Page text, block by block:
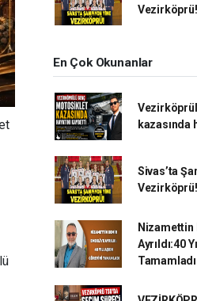
Vezirköprü!
En Çok Okunanlar
kazasında
Sivas’ta
Vezirköprü!
Nizamettin
Ayrıldı:40
Tamamladı